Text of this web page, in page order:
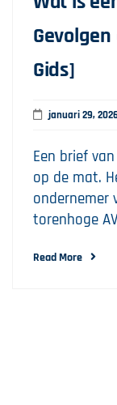
Gids]
januari 29,
Een brief
op de mat.
ondernemer
torenhoge
Read More